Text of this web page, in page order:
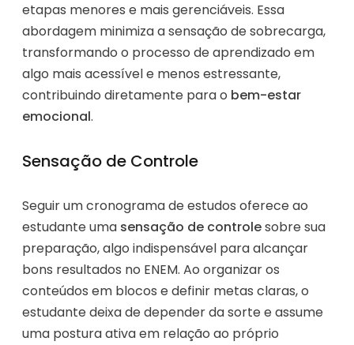
etapas menores e mais gerenciáveis. Essa
abordagem minimiza a sensação de sobrecarga,
transformando o processo de aprendizado em
algo mais acessível e menos estressante,
contribuindo diretamente para o bem-estar
emocional.
Sensação de Controle
Seguir um cronograma de estudos oferece ao
estudante uma sensação de controlesobre sua
preparação, algo indispensável para alcançar
bons resultados no ENEM. Ao organizar os
conteúdos em blocos e definir metas claras, o
estudante deixa de depender da sorte e assume
uma postura ativa em relação ao próprio